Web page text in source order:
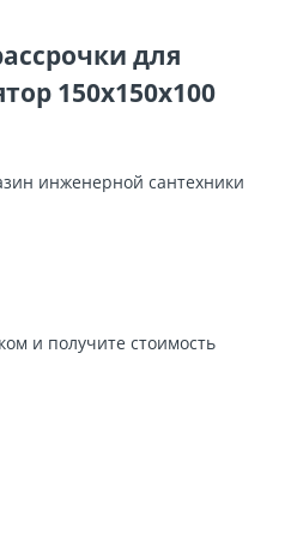
для
150х150х100
и получите стоимость